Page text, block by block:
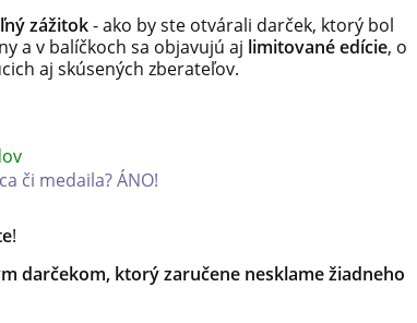
zážitok- ako by ste otvárali darček, ktorý bol
a v balíčkoch sa objavujú aj limitované edície, o
aj skúsených zberateľov.
či medaila? ÁNO!
!
darčekom, ktorý zaručene nesklame žiadneho